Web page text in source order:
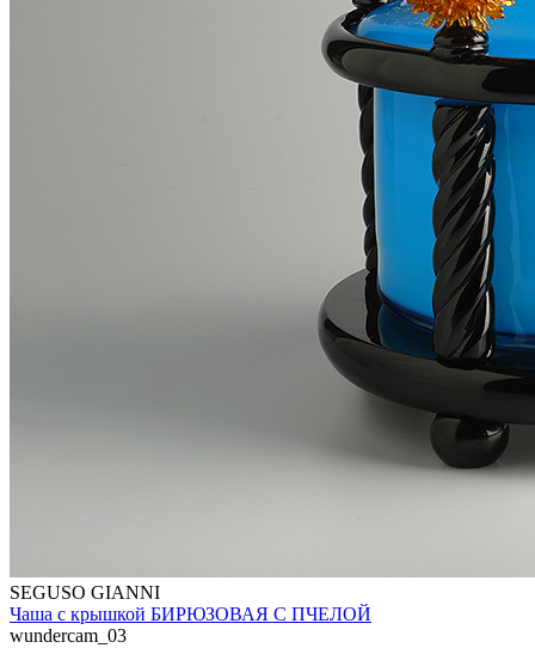
SEGUSO GIANNI
Чаша с крышкой БИРЮЗОВАЯ С ПЧЕЛОЙ
wundercam_03